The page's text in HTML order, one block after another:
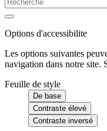
Options d'accessibilite
Les options suivantes
navigation dans notre site.
Feuille de style
De base
Contraste élevé
Contraste inversé